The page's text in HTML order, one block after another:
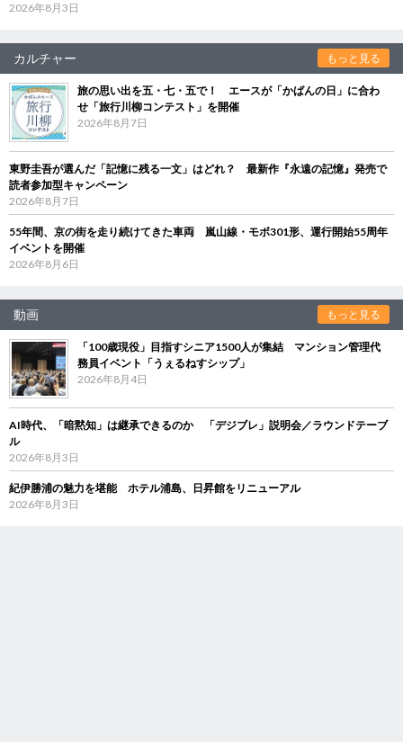
2026年8月3日
カルチャー もっと見る
旅の思い出を五・七・五で！ エースが「かばんの日」に合わ
せ「旅行川柳コンテスト」を開催
2026年8月7日
東野圭吾が選んだ「記憶に残る一文」はどれ？ 最新作『永遠の記憶』発売で
読者参加型キャンペーン
2026年8月7日
55年間、京の街を走り続けてきた車両 嵐山線・モボ301形、運行開始55周年
イベントを開催
2026年8月6日
動画 もっと見る
「100歳現役」目指すシニア1500人が集結 マンション管理代
務員イベント「うぇるねすシップ」
2026年8月4日
AI時代、「暗黙知」は継承できるのか 「デジブレ」説明会／ラウンドテーブ
ル
2026年8月3日
紀伊勝浦の魅力を堪能 ホテル浦島、日昇館をリニューアル
2026年8月3日